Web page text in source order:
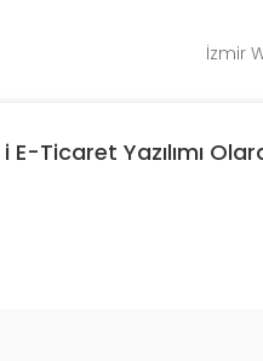
İzmir
E-Ticaret Yazılımı